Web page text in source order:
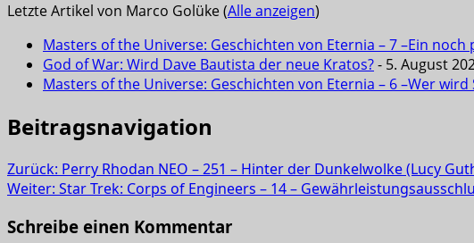
Letzte Artikel von Marco Golüke(Alle anzeigen)
Masters of the Universe: Geschichten von Eternia – 7 –Ein
God of War: Wird Dave Bautista der neue Kratos?- 5. August
Masters of the Universe: Geschichten von Eternia – 6 –Wer
Beitragsnavigation
Zurück: Perry Rhodan NEO – 251 – Hinter der Dunkelwolke (Lucy
Weiter: Star Trek: Corps of Engineers – 14 –
Schreibe einen Kommentar